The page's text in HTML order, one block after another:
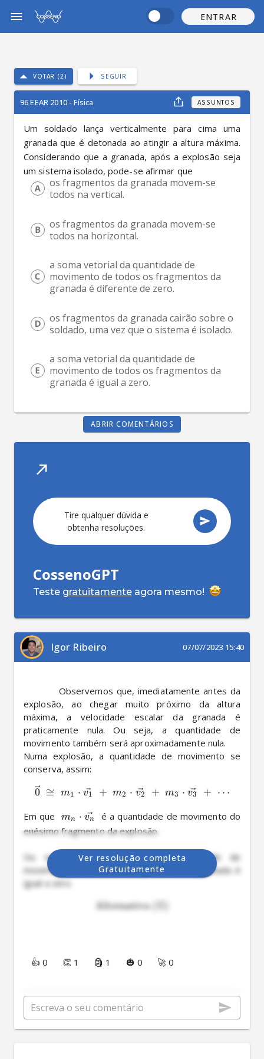
ENTRAR
VOTAR (2) SEGUIR
96 EEAR 2010 - Física ASSUNTOS
Um soldado lança verticalmente para cima uma
granada que é detonada ao atingir a altura máxima.
Considerando que a granada, após a explosão seja
um sistema isolado, pode-se afirmar que
os fragmentos da granada movem-se
todos na vertical.
os fragmentos da granada movem-se
todos na horizontal.
a soma vetorial da quantidade de
movimento de todos os fragmentos da
granada é diferente de zero.
os fragmentos da granada cairão sobre o
soldado, uma vez que o sistema é isolado.
a soma vetorial da quantidade de
movimento de todos os fragmentos da
granada é igual a zero.
ABRIR COMENTÁRIOS
T
CossenoGPT
Teste gratuitamente agora mesmo!
Igor Ribeiro 07/07/2023 15:40
explosão, ao chegar muito próximo da altura
máxima, a velocidade escalar da granada é
praticamente nula. Ou seja, a quantidade de
movimento também será aproximadamente nula.
Numa explosão, a quantidade de movimento se
conserva, assim:
0 ≅ m1 ⋅ v1 + m2 ⋅ v2 + m3 ⋅ v3 + ⋯
Em que mn ⋅ vn
  é a quantidade de movimento do
enésimo fragmento da explosão.
Ou seja, a soma vetorial da quantidade de
movimento de todos os fragmentos da granada é
igual a zero.
Alternativa E
Ver resolução completa
Gratuitamente
👍 0 👏 1 🗿 1 🎃 0 🚀 0